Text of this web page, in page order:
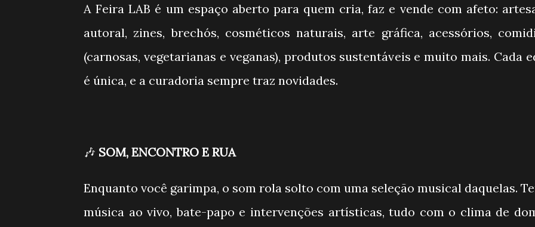
A Feira LAB é um espaço aberto para quem cria, faz e vende com afeto:
autoral, zines, brechós, cosméticos naturais, arte gráfica, acessórios,
(carnosas, vegetarianas e veganas), produtos sustentáveis e muito mais. Cada
é única, e a curadoria sempre traz novidades.
🎶 SOM, ENCONTRO E RUA
Enquanto você garimpa, o som rola solto com uma seleção musical daquelas.
música ao vivo, bate-papo e intervenções artísticas, tudo com o clima de